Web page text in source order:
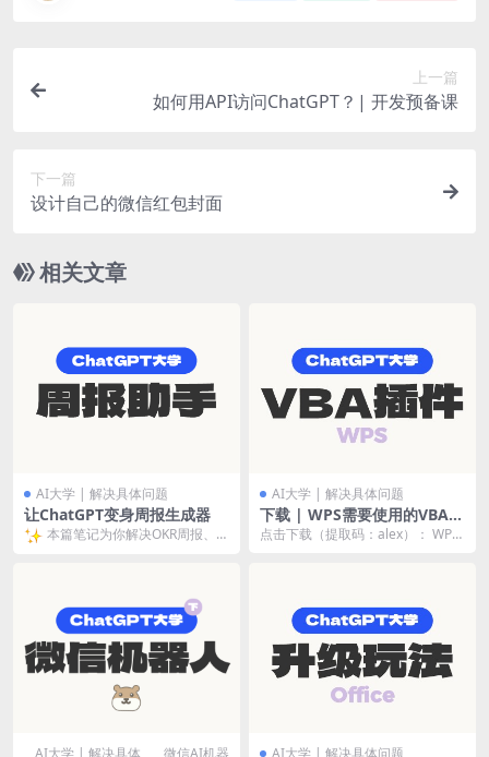
上一篇
如何用API访问ChatGPT？| 开发预备课
下一篇
设计自己的微信红包封面
相关文章
AI大学 | 解决具体问题
让ChatGPT变身周报生成器
本篇笔记为你解决OKR周报、绩
AI大学 | 解决具体问题
下载 | WPS需要使用的VBA插
件
点击下载（提取码：alex）： WPS-
AI大学 | 解决具体 微信AI机器 AI大学 | 解决具体问题